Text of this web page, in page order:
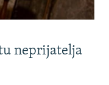
neprijatelja